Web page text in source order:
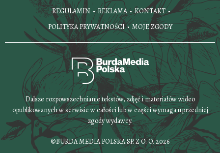
REGULAMIN REKLAMA
KONTAKT
POLITYKA PRYWATNOŚCI
MOJE ZGODY
Dalsze rozpowszechnianie tekstów, zdjęć i materiałów wideo
opublikowanych w serwisie w całości lub w części wymaga uprzedniej
zgody wydawcy.
©BURDA MEDIA POLSKA SP. Z O. O. 2026